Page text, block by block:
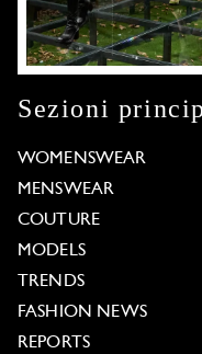
Sezioni
WOMENSWEAR
MENSWEAR
COUTURE
MODELS
TRENDS
FASHION NEWS
REPORTS